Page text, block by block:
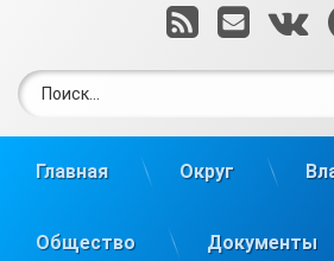
RSSE-mail
Главная Округ
Общество Документы